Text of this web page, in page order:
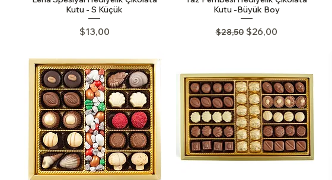
Kutu - S Küçük
Price
$13,00
Kutu -Büyük Boy
Regular Price
$28,50 Sale Price
$26,00